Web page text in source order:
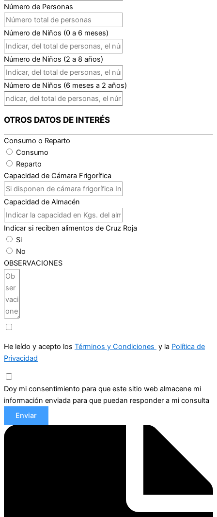
Número de Personas
Número de Niños (0 a 6 meses)
Número de Niños (2 a 8 años)
Número de Niños (6 meses a 2 años)
OTROS DATOS DE INTERÉS
Consumo o Reparto
Consumo
Reparto
Capacidad de Cámara Frigorífica
Capacidad de Almacén
Indicar si reciben alimentos de Cruz Roja
Si
No
OBSERVACIONES
He leído y acepto los Términos y Condiciones y la Política de
Privacidad
Doy mi consentimiento para que este sitio web almacene mi
información enviada para que puedan responder a mi consulta
Enviar